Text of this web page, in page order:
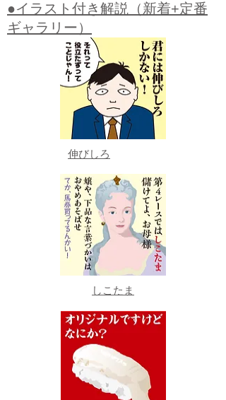
●イラスト付き解説（新着+定番
ギャラリー）
伸びしろ
しこたま